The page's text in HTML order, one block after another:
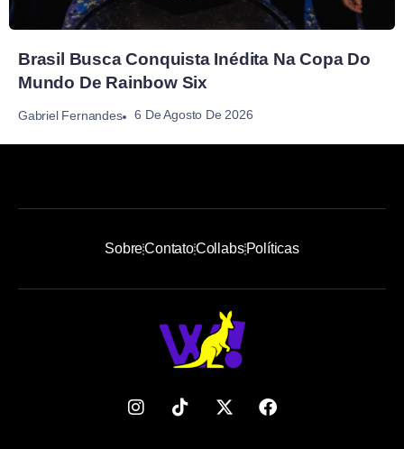
Brasil Busca Conquista Inédita Na Copa Do
Mundo De Rainbow Six
Gabriel Fernandes 6 De Agosto De 2026
SobreContatoCollabsPolíticas